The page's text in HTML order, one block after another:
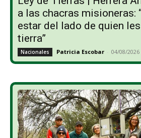
a las chacras misioneras:
estar del lado de quien
tierra”
Nacionales Patricia Escobar - 04/08/2026